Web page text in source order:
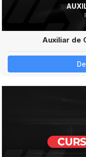
Auxiliar de